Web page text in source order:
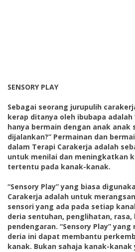
SENSORY PLAY
Sebagai seorang jurupulih
kerap ditanya oleh ibubapa adalah
hanya bermain dengan anak anak sepnjang sesi
dijalankan?” Permainan dan
dalam Terapi Carakerja adalah
untuk menilai dan meningkatkan
tertentu pada kanak-kanak.
“Sensory Play” yang biasa
Carakerja adalah untuk
sensori yang ada pada setiap
deria sentuhan, penglihatan, rasa,
pendengaran. “Sensory Play” yang melibatkan semua
deria ini dapat membantu
kanak. Bukan sahaja kanak-